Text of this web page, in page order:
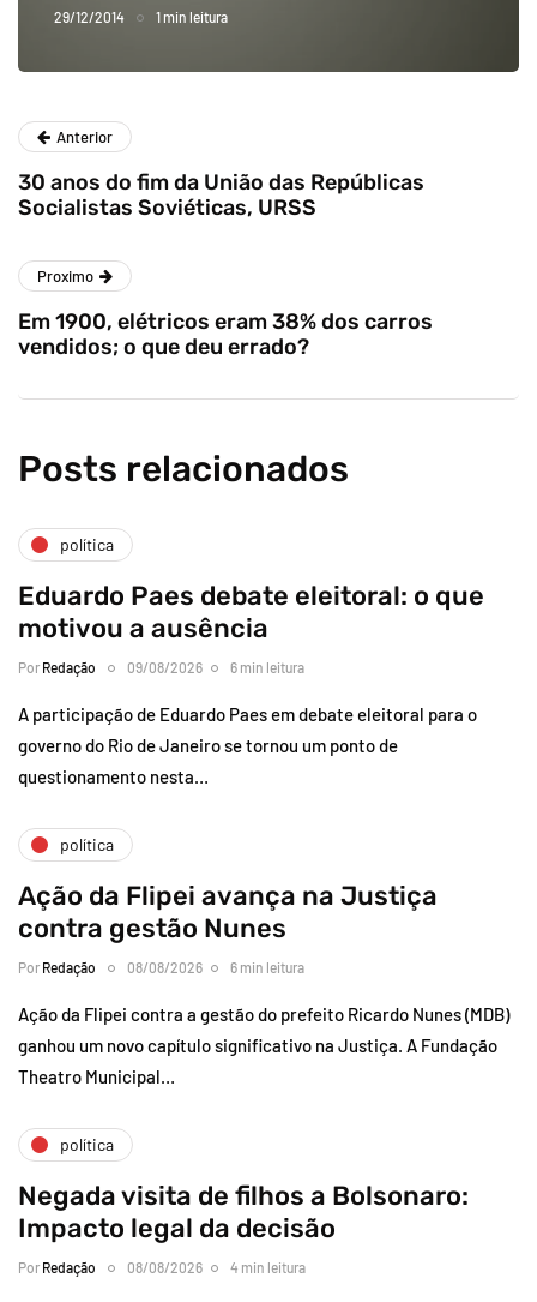
29/12/2014 1 min leitura
Anterior
30 anos do fim da União das Repúblicas
Socialistas Soviéticas, URSS
Proximo
Em 1900, elétricos eram 38% dos carros
vendidos; o que deu errado?
Posts relacionados
política
Eduardo Paes debate eleitoral: o que
motivou a ausência
Por Redação 09/08/2026 6 min leitura
A participação de Eduardo Paes em debate eleitoral para o
governo do Rio de Janeiro se tornou um ponto de
questionamento nesta…
política
Ação da Flipei avança na Justiça
contra gestão Nunes
Por Redação 08/08/2026 6 min leitura
Ação da Flipei contra a gestão do prefeito Ricardo Nunes (MDB)
ganhou um novo capítulo significativo na Justiça. A Fundação
Theatro Municipal…
política
Negada visita de filhos a Bolsonaro:
Impacto legal da decisão
Por Redação 08/08/2026 4 min leitura